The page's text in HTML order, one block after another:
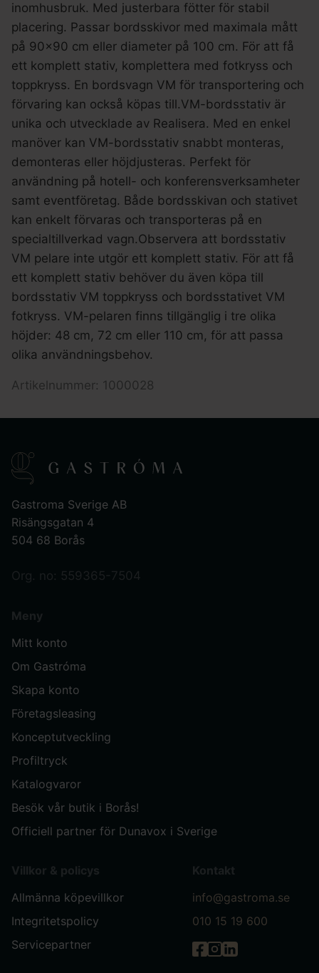
inomhusbruk. Med justerbara fötter för stabil
placering. Passar bordsskivor med maximala mått
på 90×90 cm eller diameter på 100 cm. För att få
ett komplett stativ, komplettera med fotkryss och
toppkryss. En bordsvagn VM för transportering och
förvaring kan också köpas till.VM-bordsstativ är
unika och utvecklade av Realisera. Med en enkel
manöver kan VM-bordsstativ snabbt monteras,
demonteras eller höjdjusteras. Perfekt för
användning på hotell- och konferensverksamheter
samt eventföretag. Både bordsskivan och stativet
kan enkelt förvaras och transporteras på en
specialtillverkad vagn.Observera att bordsstativ
VM pelare inte utgör ett komplett stativ. För att få
ett komplett stativ behöver du även köpa till
bordsstativ VM toppkryss och bordsstativet VM
fotkryss. VM-pelaren finns tillgänglig i tre olika
höjder: 48 cm, 72 cm eller 110 cm, för att passa
olika användningsbehov.
Artikelnummer: 1000028
Gastroma Sverige AB
Risängsgatan 4
504 68 Borås
Org. no: 559365-7504
Meny
Mitt konto
Om Gastróma
Skapa konto
Företagsleasing
Konceptutveckling
Profiltryck
Katalogvaror
Besök vår butik i Borås!
Officiell partner för Dunavox i Sverige
Villkor & policys
Allmänna köpevillkor
Integritetspolicy
Servicepartner
Kontakt
info@gastroma.se
010 15 19 600
Gastróma på Facebook
Gastróma på
Gastróma på